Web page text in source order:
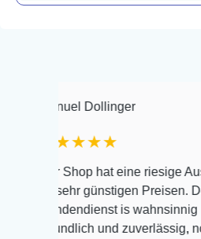
Dollinger
hat eine riesige Auswahl
günstigen Preisen. Der
is wahnsinnig
und zuverlässig, noch